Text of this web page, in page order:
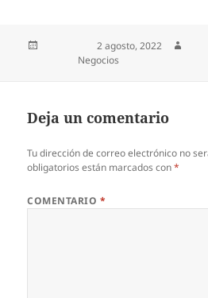
Publicado el2 agosto, 2022
Negocios
Deja un comentario
Tu dirección de correo electrónico no
obligatorios están marcados con*
COMENTARIO *